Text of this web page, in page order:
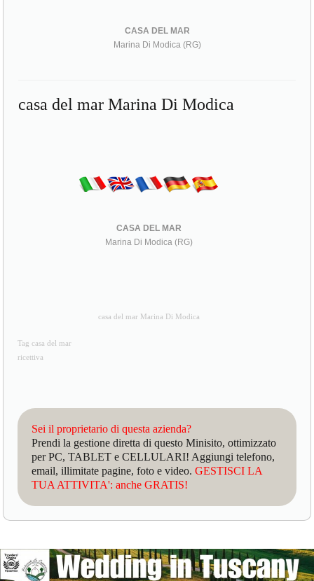
CASA DEL MAR
Marina Di Modica (RG)
casa del mar Marina Di Modica
CASA DEL MAR
Marina Di Modica (RG)
casa del mar Marina Di Modica
Tag casa del mar
ricettiva
Sei il proprietario di questa azienda?
Prendi la gestione diretta di questo Minisito, ottimizzato
per PC, TABLET e CELLULARI! Aggiungi telefono,
email, illimitate pagine, foto e video.GESTISCI LA
TUA ATTIVITA': anche GRATIS!